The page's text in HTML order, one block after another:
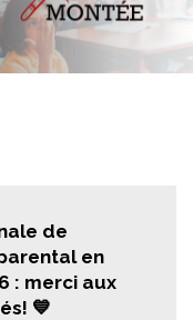
de
en
: merci aux
💙